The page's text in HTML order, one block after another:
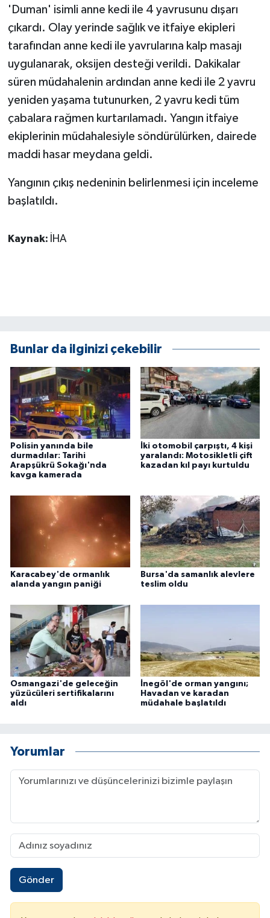
'Duman' isimli anne kedi ile 4 yavrusunu dışarı
çıkardı. Olay yerinde sağlık ve itfaiye ekipleri
tarafından anne kedi ile yavrularına kalp masajı
uygulanarak, oksijen desteği verildi. Dakikalar
süren müdahalenin ardından anne kedi ile 2 yavru
yeniden yaşama tutunurken, 2 yavru kedi tüm
çabalara rağmen kurtarılamadı. Yangın itfaiye
ekiplerinin müdahalesiyle söndürülürken, dairede
maddi hasar meydana geldi.
Yangının çıkış nedeninin belirlenmesi için inceleme
başlatıldı.
Kaynak: İHA
Bunlar da ilginizi çekebilir
Polisin yanında bile
durmadılar: Tarihi
Arapşükrü Sokağı'nda
kavga kamerada
İki otomobil çarpıştı, 4 kişi
yaralandı: Motosikletli çift
kazadan kıl payı kurtuldu
Karacabey'de ormanlık
alanda yangın paniği
Bursa'da samanlık alevlere
teslim oldu
Osmangazi'de geleceğin
yüzücüleri sertifikalarını
aldı
İnegöl'de orman yangını;
Havadan ve karadan
müdahale başlatıldı
Yorumlar
Gönder
SPOR HABERLERİ
Turizm
ÜLKE GÜNDEMİ
YAŞAM
YEREL